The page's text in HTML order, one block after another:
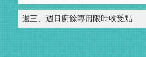
週三、週日廚餘專用限時收受點